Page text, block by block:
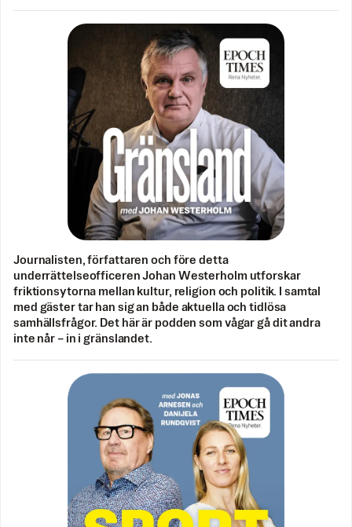
Journalisten, författaren och före detta
underrättelseofficeren Johan Westerholm utforskar
friktionsytorna mellan kultur, religion och politik. I samtal
med gäster tar han sig an både aktuella och tidlösa
samhällsfrågor. Det här är podden som vågar gå dit andra
inte når – in i gränslandet.